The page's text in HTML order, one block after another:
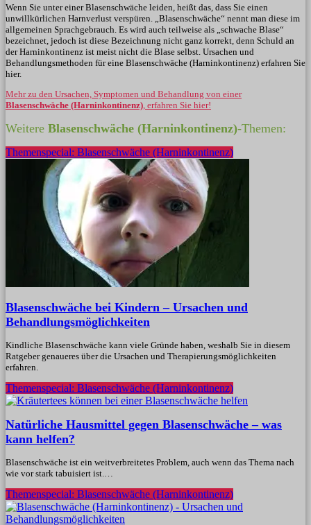
Wenn Sie unter einer Blasenschwäche leiden, heißt das, dass Sie einen
unwillkürlichen Harnverlust verspüren. „Blasenschwäche“ nennt man diese im
allgemeinen Sprachgebrauch. Es wird auch teilweise als „schwache Blase“
bezeichnet, jedoch ist diese Bezeichnung nicht ganz korrekt, denn Schuld an
derHarninkontinenz ist meist nicht die Blase selbst. Ursachen und
Behandlungsmethoden für eine Blasenschwäche (Harninkontinenz) erfahren Sie
hier.
Mehr zu den Ursachen, Symptomen und Behandlung von einer
Blasenschwäche (Harninkontinenz), erfahren Sie hier!
Weitere Blasenschwäche (Harninkontinenz)-Themen:
Themenspecial: Blasenschwäche (Harninkontinenz)
Blasenschwäche bei Kindern – Ursachen und
Behandlungsmöglichkeiten
Kindliche Blasenschwäche kann viele Gründe haben, weshalb Sie in diesem
Ratgeber genaueres über die Ursachen und Therapierungsmöglichkeiten
erfahren.
Themenspecial: Blasenschwäche (Harninkontinenz)
Natürliche Hausmittel gegen Blasenschwäche – was
kann helfen?
Blasenschwäche ist ein weitverbreitetes Problem, auch wenn das Thema nach
wie vor stark tabuisiert ist.…
Themenspecial: Blasenschwäche (Harninkontinenz)